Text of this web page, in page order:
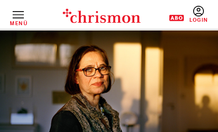
InhaltMENÜ